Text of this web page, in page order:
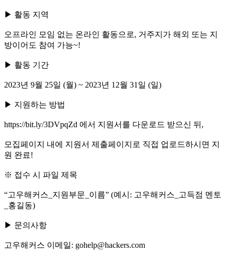
▶ 활동 지역
오프라인 모임 없는 온라인 활동으로, 거주지가 해외 또는 지
방이어도 참여 가능~!
▶ 활동 기간
2023년 9월 25일 (월) ~ 2023년 12월 31일 (일)
▶ 지원하는 방법
https://bit.ly/3DVpqZd 에서 지원서를 다운로드 받으신 뒤,
모집페이지 내에 지원서 제출페이지로 직접 업로드하시면 지
원 완료!
※ 접수 시 파일 제목
“고우해커스_지원부문_이름” (예시: 고우해커스_고득점 멘토
_홍길동)
▶ 문의사항
고우해커스 이메일: gohelp@hackers.com